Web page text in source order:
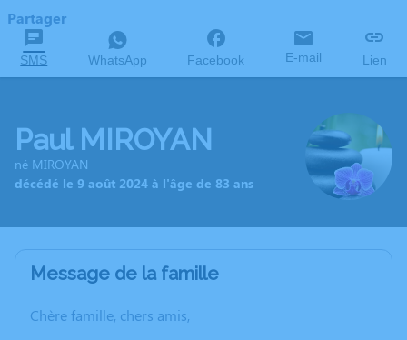
Partager
SMS WhatsApp Facebook E-mail Lien
Paul MIROYAN
né MIROYAN
décédé le 9 août 2024 à l'âge de 83 ans
Message de la famille
Chère famille, chers amis,